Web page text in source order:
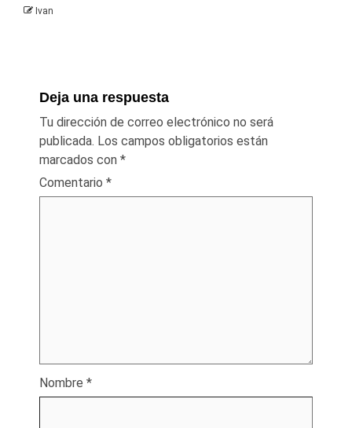
Ivan
Deja una respuesta
Tu dirección de correo electrónico no será
publicada. Los campos obligatorios están
marcados con *
Comentario *
Nombre *